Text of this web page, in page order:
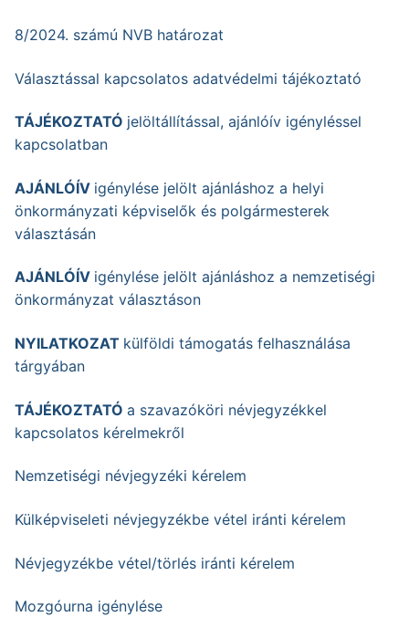
8/2024. számú NVB határozat
Választással kapcsolatos adatvédelmi tájékoztató
TÁJÉKOZTATÓ jelöltállítással, ajánlóív igényléssel
kapcsolatban
AJÁNLÓÍV igénylése jelölt ajánláshoz a helyi
önkormányzati képviselők és polgármesterek
választásán
AJÁNLÓÍV igénylése jelölt ajánláshoz a nemzetiségi
önkormányzat választáson
NYILATKOZAT külföldi támogatás felhasználása
tárgyában
TÁJÉKOZTATÓ a szavazóköri névjegyzékkel
kapcsolatos kérelmekről
Nemzetiségi névjegyzéki kérelem
Külképviseleti névjegyzékbe vétel iránti kérelem
Névjegyzékbe vétel/törlés iránti kérelem
Mozgóurna igénylése